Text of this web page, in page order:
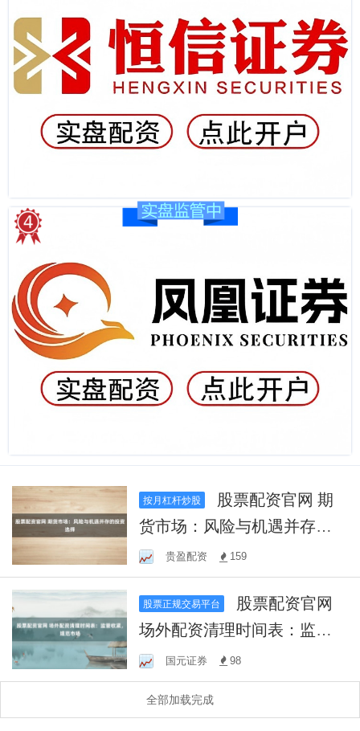
按月杠杆炒股
货市场：风险与机遇并存的
投资选择
贵盈配资 159
股票正规交易平台
场外配资清理时间表：监管
收紧，规范市场
国元证券 98
全部加载完成